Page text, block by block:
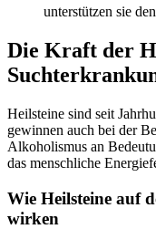
unterstützen sie
Die Kraft der
Heilsteine sind seit
gewinnen auch bei der
Alkoholismus an
das menschliche
Wie Heilsteine auf
wirken